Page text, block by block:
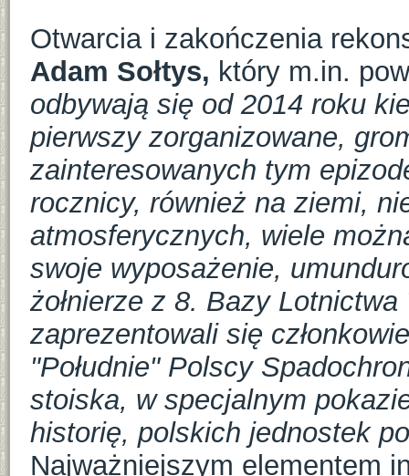
Otwarcia i zakończenia
Adam Sołtys, który m.in.
odbywają się od 2014 roku
pierwszy zorganizowane,
zainteresowanych tym
rocznicy, również na ziemi,
atmosferycznych, wiele
swoje wyposażenie,
żołnierze z 8. Bazy
zaprezentowali się
"Południe" Polscy
stoiska, w specjalnym
historię, polskich jednostek
Najważniejszym elementem